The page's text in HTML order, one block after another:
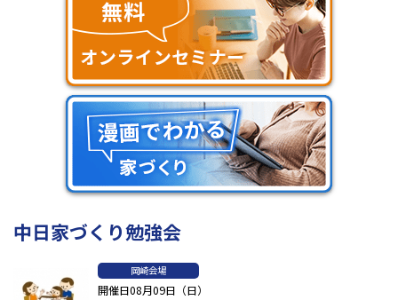
中日家づくり勉強会
岡崎会場
開催日08月09日（日）